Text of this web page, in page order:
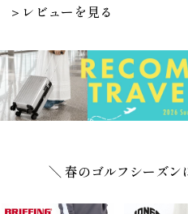
＞レビューを見る
＼ 春のゴルフシーズン